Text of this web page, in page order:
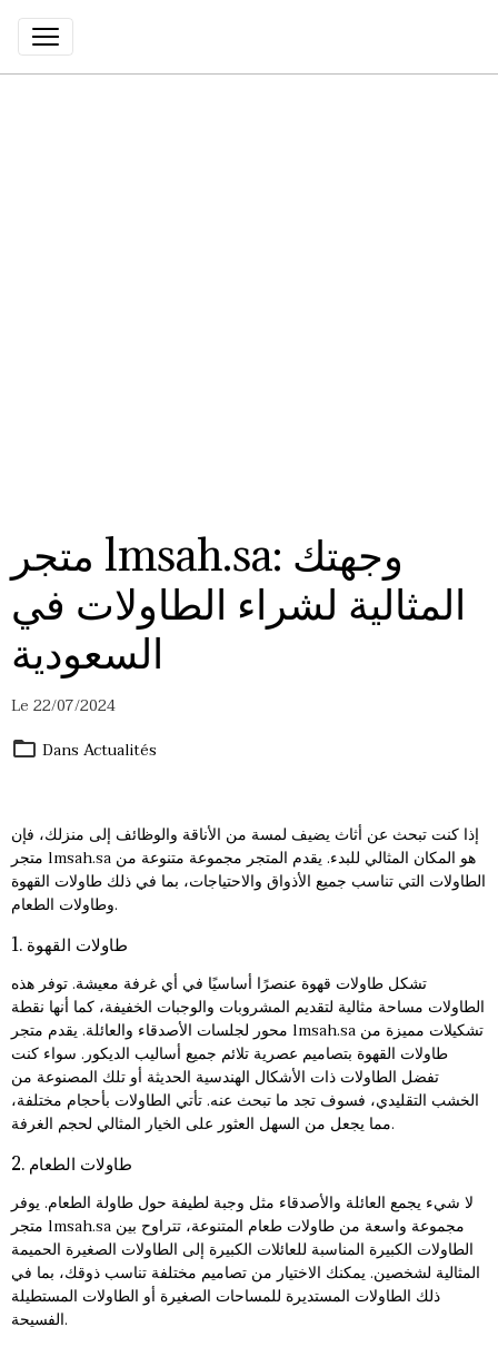
متجر lmsah.sa: وجهتك
المثالية لشراء الطاولات في
السعودية
Le 22/07/2024
Dans Actualités
إذا كنت تبحث عن أثاث يضيف لمسة من الأناقة والوظائف إلى منزلك، فإن
متجر lmsah.sa هو المكان المثالي للبدء. يقدم المتجر مجموعة متنوعة من
الطاولات التي تناسب جميع الأذواق والاحتياجات، بما في ذلك طاولات القهوة
وطاولات الطعام.
1. طاولات القهوة
تشكل طاولات قهوة عنصرًا أساسيًا في أي غرفة معيشة. توفر هذه
الطاولات مساحة مثالية لتقديم المشروبات والوجبات الخفيفة، كما أنها نقطة
محور لجلسات الأصدقاء والعائلة. يقدم متجر lmsah.sa تشكيلات مميزة من
طاولات القهوة بتصاميم عصرية تلائم جميع أساليب الديكور. سواء كنت
تفضل الطاولات ذات الأشكال الهندسية الحديثة أو تلك المصنوعة من
الخشب التقليدي، فسوف تجد ما تبحث عنه. تأتي الطاولات بأحجام مختلفة،
مما يجعل من السهل العثور على الخيار المثالي لحجم الغرفة.
2. طاولات الطعام
لا شيء يجمع العائلة والأصدقاء مثل وجبة لطيفة حول طاولة الطعام. يوفر
متجر lmsah.sa مجموعة واسعة من طاولات طعام المتنوعة، تتراوح بين
الطاولات الكبيرة المناسبة للعائلات الكبيرة إلى الطاولات الصغيرة الحميمة
المثالية لشخصين. يمكنك الاختيار من تصاميم مختلفة تناسب ذوقك، بما في
ذلك الطاولات المستديرة للمساحات الصغيرة أو الطاولات المستطيلة
الفسيحة.